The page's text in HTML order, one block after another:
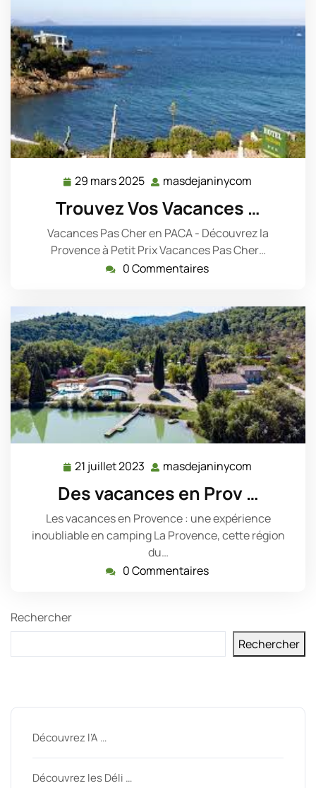
29 mars 2025 29
mars
2025
masdejaninycom
Trouvez Vos Vacances …
Vacances Pas Cher en PACA - Découvrez la
Provence à Petit Prix Vacances Pas Cher…
0 Commentaires
21 juillet 2023 21
2023
masdejaninycom
Des vacances en Prov …
Les vacances en Provence : une expérience
inoubliable en camping La Provence, cette région
du…
0 Commentaires
Rechercher
Rechercher
Découvrez l’A …
Découvrez les Déli …